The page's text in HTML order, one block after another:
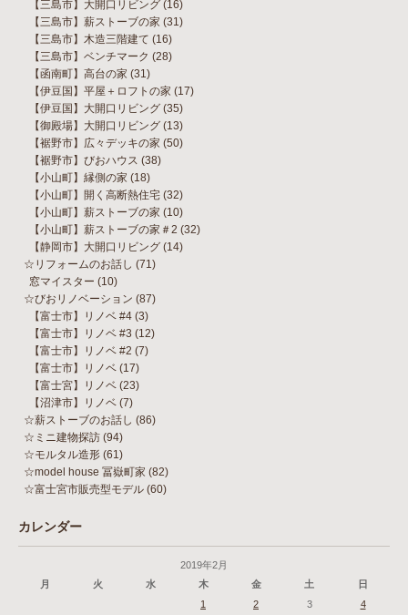
【三島市】大開口リビング (16)
【三島市】薪ストーブの家 (31)
【三島市】木造三階建て (16)
【三島市】ベンチマーク (28)
【函南町】高台の家 (31)
【伊豆国】平屋＋ロフトの家 (17)
【伊豆国】大開口リビング (35)
【御殿場】大開口リビング (13)
【裾野市】広々デッキの家 (50)
【裾野市】びおハウス (38)
【小山町】縁側の家 (18)
【小山町】開く高断熱住宅 (32)
【小山町】薪ストーブの家 (10)
【小山町】薪ストーブの家＃2 (32)
【静岡市】大開口リビング (14)
☆リフォームのお話し (71)
窓マイスター (10)
☆びおリノベーション (87)
【富士市】リノベ #4 (3)
【富士市】リノベ #3 (12)
【富士市】リノベ #2 (7)
【富士市】リノベ (17)
【富士宮】リノベ (23)
【沼津市】リノベ (7)
☆薪ストーブのお話し (86)
☆ミニ建物探訪 (94)
☆モルタル造形 (61)
☆model house 冨嶽町家 (82)
☆富士宮市販売型モデル (60)
カレンダー
2019年2月
月
火 水 木 金 土
日
1
2 3
4